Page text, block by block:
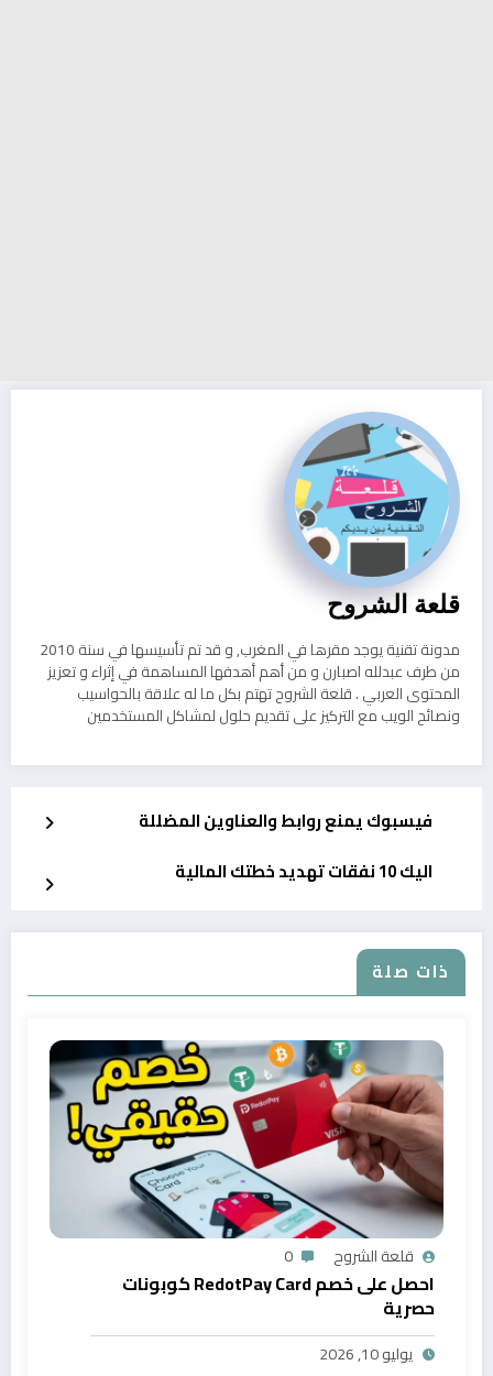
قلعة الشروح
مدونة تقنية يوجد مقرها في المغرب, و قد تم تأسيسها في سنة 2010
من طرف عبدلله اصبارن و من أهم أهدفها المساهمة في إثراء و تعزيز
المحتوى العربي . قلعة الشروح تهتم بكل ما له علاقة بالحواسيب
ونصائح الويب مع التركيز على تقديم حلول لمشاكل المستخدمين
فيسبوك يمنع روابط والعناوين المضللة
اليك 10 نفقات تهديد خطتك المالية
ذات صلة
قلعة الشروح 0
احصل على خصم RedotPay Card كوبونات
حصرية
يوليو 10, 2026